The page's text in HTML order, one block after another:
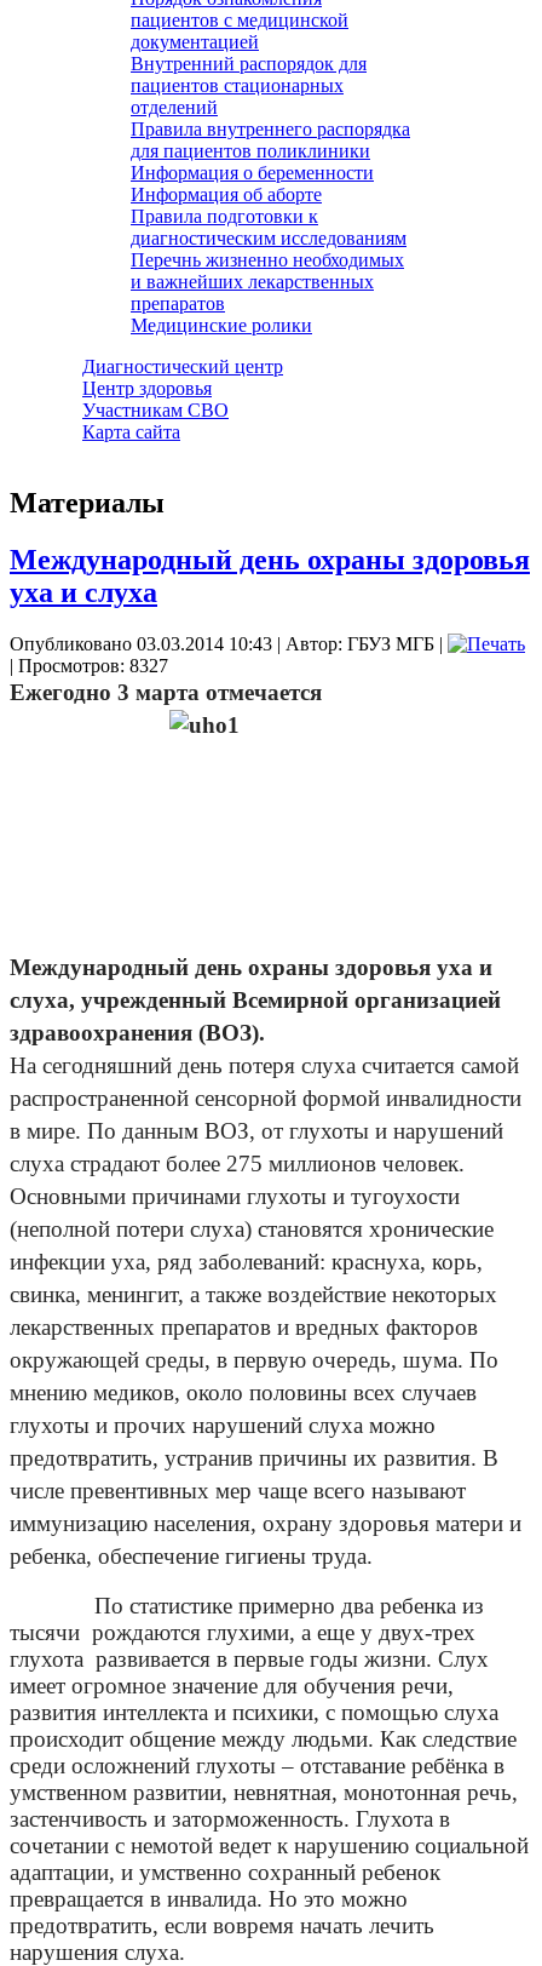
пациентов с медицинской
документацией
Внутренний распорядок для
пациентов стационарных
отделений
Правила внутреннего распорядка
для пациентов поликлиники
Информация о беременности
Информация об аборте
Правила подготовки к
диагностическим исследованиям
Перечнь жизненно необходимых
и важнейших лекарственных
препаратов
Медицинские ролики
Диагностический центр
Центр здоровья
Участникам СВО
Карта сайта
Материалы
Международный день охраны здоровья
уха и слуха
Опубликовано 03.03.2014 10:43 | Автор: ГБУЗ МГБ |
| Просмотров: 8327
Ежегодно 3 марта отмечается
Международный день охраны здоровья уха и
слуха, учрежденный Всемирной организацией
здравоохранения (ВОЗ).
На сегодняшний день потеря слуха считается самой
распространенной сенсорной формой инвалидности
в мире. По данным ВОЗ, от глухоты и нарушений
слуха страдают более 275 миллионов человек.
Основными причинами глухоты и тугоухости
(неполной потери слуха) становятся хронические
инфекции уха, ряд заболеваний: краснуха, корь,
свинка, менингит, а также воздействие некоторых
лекарственных препаратов и вредных факторов
окружающей среды, в первую очередь, шума. По
мнению медиков, около половины всех случаев
глухоты и прочих нарушений слуха можно
предотвратить, устранив причины их развития. В
числе превентивных мер чаще всего называют
иммунизацию населения, охрану здоровья матери и
ребенка, обеспечение гигиены труда.
По статистике примерно два ребенка из
тысячи рождаются глухими, а еще у двух-трех
глухота развивается в первые годы жизни. Слух
имеет огромное значение для обучения речи,
развития интеллек­та и психики, с помощью слуха
происходит общение между людьми. Как следствие
среди осложнений глухоты – отставание ребёнка в
умственном развитии, невнятная, монотонная речь,
застенчивость и заторможенность. Глухота в
сочетании с немотой ведет к нарушению социальной
адаптации, и умственно сохранный ребенок
превращается в инвалида. Но это можно
предотвратить, если вовремя начать лечить
нарушения слуха.